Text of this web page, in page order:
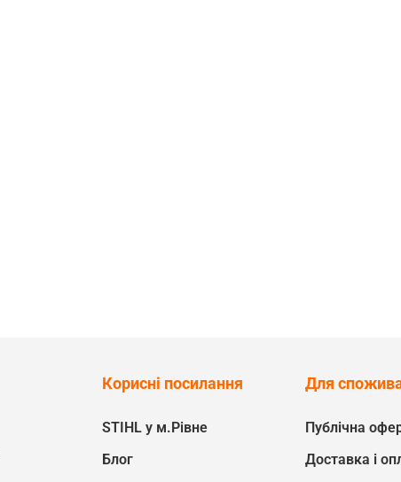
Корисні посилання
STIHL у м.Рівне
Блог
Для
Публічна
Доставка і